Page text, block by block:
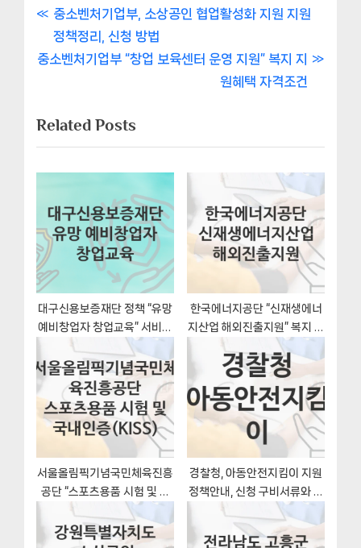
글
내
게
이
P
r
e
o
u
s
o
s
:
중소벤처기업부, 소상공인 협업활성화 지원 지원
정책정리, 신청 방법
N
t
P
o
:
중소벤처기업부 “창업 보육센터 운영 지원” 복지 지
원혜택 자격조건
Related Posts
대구신용보증재단 정책 “유망
예비창업자 창업교육” 서비스
관리부서 – 신청 서류와 자격
한국에너지공단 “신재생에너
지산업 해외진출지원” 복지 지
원혜택 자격조건과 구비서류
서울올림픽기념국민체육진흥
공단 “스포츠용품 시험 및 국
내인증(KISS)” 복지 지원혜택
신청방법과 구비서류
경찰청, 아동안전지킴이 지원
정책안내, 신청 구비서류와 일